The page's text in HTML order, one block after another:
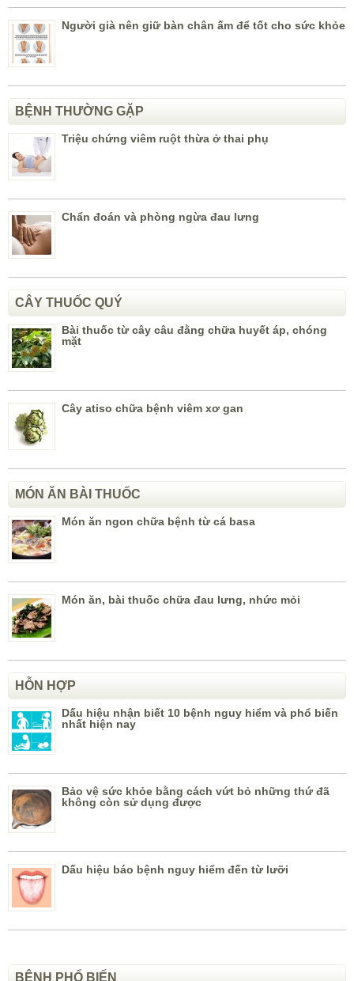
Người già nên giữ bàn chân ấm để tốt cho sức khỏe
BỆNH THƯỜNG GẶP
Triệu chứng viêm ruột thừa ở thai phụ
Chẩn đoán và phòng ngừa đau lưng
CÂY THUỐC QUÝ
Bài thuốc từ cây câu đằng chữa huyết áp, chóng
mặt
Cây atiso chữa bệnh viêm xơ gan
MÓN ĂN BÀI THUỐC
Món ăn ngon chữa bệnh từ cá basa
Món ăn, bài thuốc chữa đau lưng, nhức mỏi
HỖN HỢP
Dấu hiệu nhận biết 10 bệnh nguy hiểm và phổ biến
nhất hiện nay
Bảo vệ sức khỏe bằng cách vứt bỏ những thứ đã
không còn sử dụng được
Dấu hiệu báo bệnh nguy hiểm đến từ lưỡi
BỆNH PHỔ BIẾN